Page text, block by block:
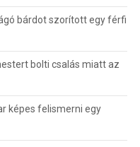
bárdot szorított egy férfi
bolti csalás miatt az
képes felismerni egy